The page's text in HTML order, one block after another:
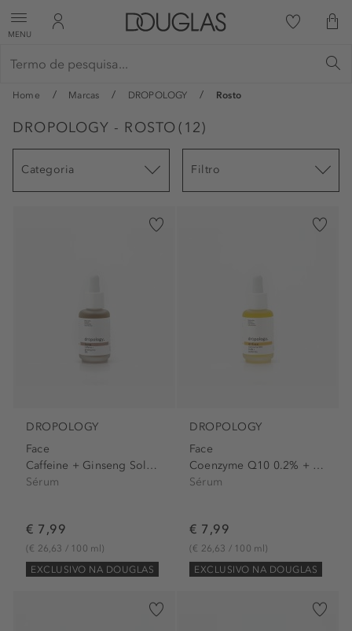
MENU
Home Marcas DROPOLOGY Rosto
DROPOLOGY - ROSTO ( 12)
Categoria Filtro
DROPOLOGY
Face
Caffeine + Ginseng Solution 5%
Sérum
€ 7,99
(€ 26,63 / 100 ml)
EXCLUSIVO NA DOUGLAS
DROPOLOGY
Face
Coenzyme Q10 0.2% + Jojoba Bio
Sérum
€ 7,99
(€ 26,63 / 100 ml)
EXCLUSIVO NA DOUGLAS